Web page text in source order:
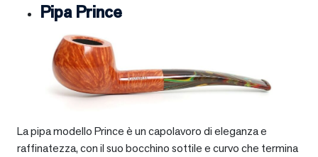
Pipa Prince
La pipa modello Prince è un capolavoro di eleganza e
raffinatezza, con il suo bocchino sottile e curvo che termina